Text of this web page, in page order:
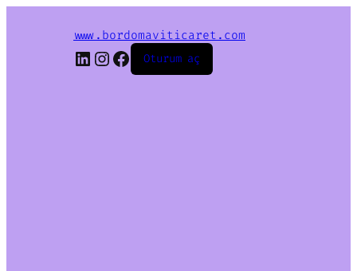
www.bordomaviticaret.com
LinkedIn
Instagram
Facebook
Oturum aç